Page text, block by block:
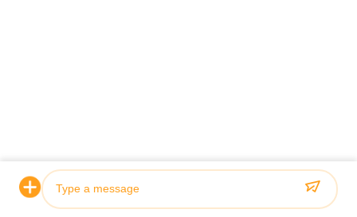
FACTORY TOURNEWSALL CASESBLOGCONTACT US